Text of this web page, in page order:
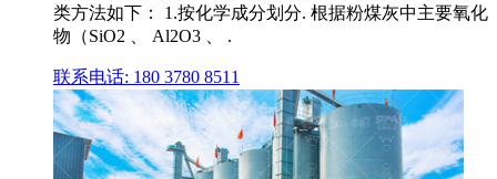
类方法如下： 1.按化学成分划分. 根据粉煤灰中主要氧化
物（SiO2 、 Al2O3 、 .
联系电话: 180 3780 8511